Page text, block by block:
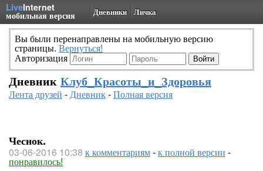
LiveInternet
мобильная версия Дневники Личка
Вы были перенаправлены на мобильную версию
страницы. Вернуться!
Авторизация
Дневник Клуб_Красоты_и_Здоровья
Лента друзей -Дневник-Полная версия
Чеснок.
03-06-2016 10:38 к комментариям-к полной версии -
понравилось!